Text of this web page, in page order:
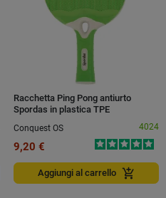
Racchetta Ping Pong antiurto
Spordas in plastica TPE
Conquest OS
4024
9,20 €
Aggiungi al carrello add_shopping_cart